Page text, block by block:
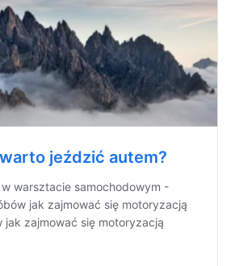
jeździć autem?
warsztacie samochodowym -
jak zajmować się motoryzacją
jak zajmować się motoryzacją